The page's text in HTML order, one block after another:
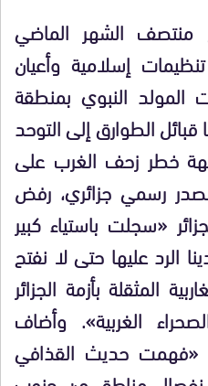
الشهر الماضي
إسلامية وأعيان
المولد النبوي بمنطقة
الطوارق إلى التوحد
خطر زحف الغرب على
رسمي جزائري، رفض
«سجلت باستياء كبير
الرد عليها حتى لا نفتح
المثقلة بأزمة الجزائر
الغربية». وأضاف
«فهمت حديث القذافي